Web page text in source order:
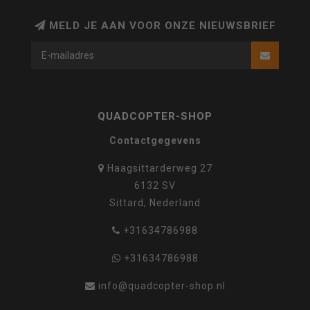
MELD JE AAN VOOR ONZE NIEUWSBRIEF
QUADCOPTER-SHOP
Contactgegevens
Haagsittarderweg 27
6132 SV
Sittard, Nederland
+31634786988
+31634786988
info@quadcopter-shop.nl